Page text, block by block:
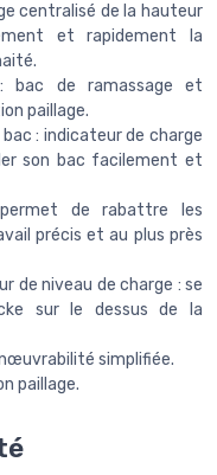
centralisé de la hauteur
et rapidement la
bac de ramassage et
paillage.
: indicateur de charge
son bac facilement et
de rabattre les
précis et au plus près
de niveau de charge : se
sur le dessus de la
simplifiée.
paillage.